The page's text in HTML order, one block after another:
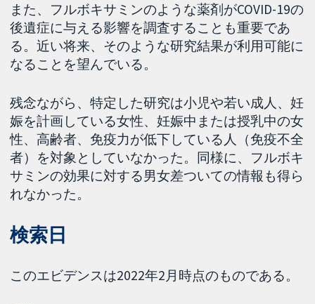
また、フルボキサミンのような薬剤がCOVID-19の
後遺症に与える影響を調査することも重要であ
る。近い将来、そのような研究結果が利用可能に
なることを望んでいる。
残念ながら、特定した研究は小児や若い成人、妊
娠を計画している女性、妊娠中または授乳中の女
性、高齢者、免疫力が低下している人（免疫不全
者）を対象としていなかった。同様に、フルボキ
サミンの効果に対する男女差ついての情報も得ら
れなかった。
検索日
このエビデンスは2022年2月時点のものである。